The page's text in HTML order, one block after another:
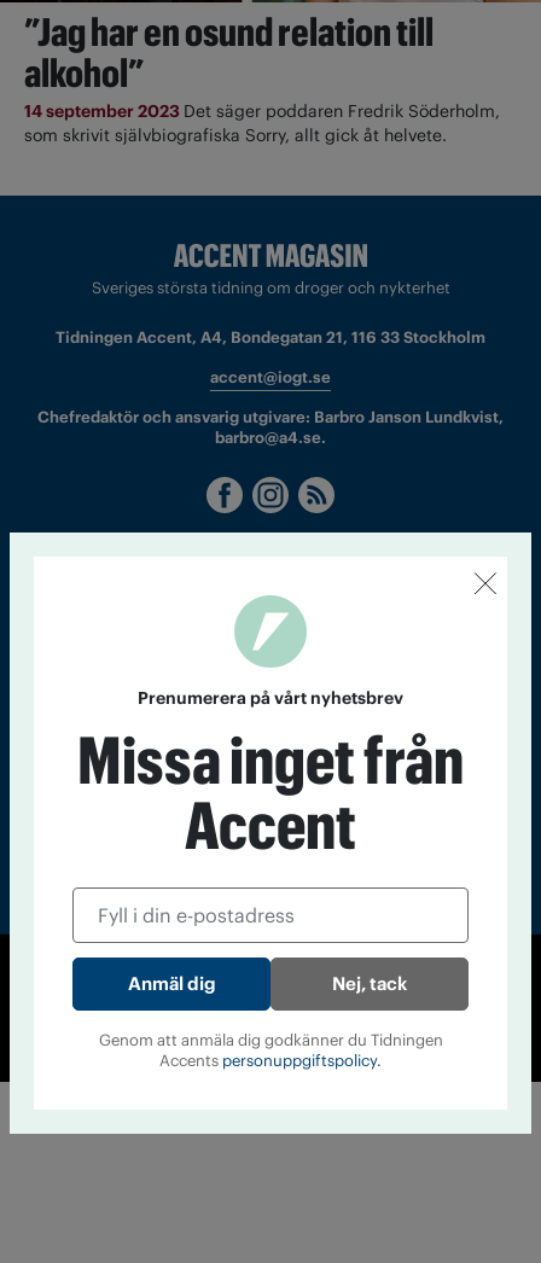
”Jag har en osund relation till
alkohol”
14 september 2023 Det säger poddaren Fredrik Söderholm,
som skrivit självbiografiska Sorry, allt gick åt helvete.
Sveriges största tidning om droger och nykterhet
Tidningen Accent, A4, Bondegatan 21, 116 33 Stockholm
accent@iogt.se
Chefredaktör och ansvarig utgivare: Barbro Janson Lundkvist,
barbro@a4.se.
Kontakt Om Tidningen Tidningsarkiv In English
© Tidningen Accent 2026
Prenumerera på vårt nyhetsbrev
Missa inget från
Accent
Nej, tack
Genom att anmäla dig godkänner du Tidningen
Accents personuppgiftspolicy.